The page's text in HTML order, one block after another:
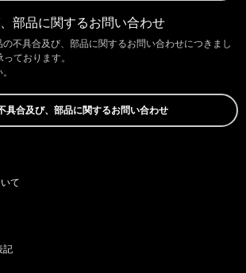
部品に関するお問い合わせ
不具合及び、部品に関するお問い合わせにつきまし
ております。
具合及び、部品に関するお問い合わせ
て
記